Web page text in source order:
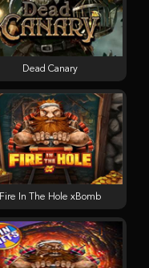
Fire In The Hole xBomb
Dead Canary